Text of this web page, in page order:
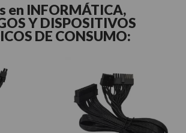
en INFORMÁTICA,
Y DISPOSITIVOS
DE CONSUMO: